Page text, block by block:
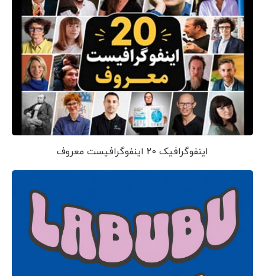
اینفوگرافیک 20 اینفوگرافیست معروف